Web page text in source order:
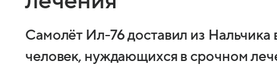
Самолёт Ил-76 доставил из Нальчика
человек, нуждающихся в срочном